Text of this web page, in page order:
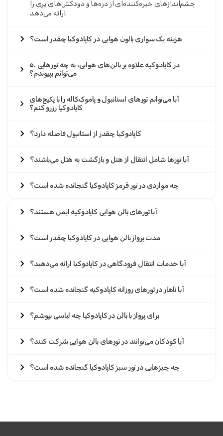
چشم‌اندازهای خیره‌کننده‌ای از دره‌ها و دودکش‌های پری را
ارائه می‌دهد.
هزینه یک سواری بالون هوایی در کاپادوکیا چقدر است؟
۵. در کاپادوکیه علاوه بر بالن‌های هوایی، به چه تورهایی
می‌توانم بپیوندم؟
آیا می‌توانم تورهای استانبول و پاموک‌کاله را با پکیج‌های
کاپادوکیا رزرو کنم؟
کاپادوکیا چقدر از استانبول فاصله دارد؟
آیا تورها شامل انتقال از هتل و بازگشت به هتل می‌باشند؟
چه مواردی در تور قرمز کاپادوکیا گنجانده شده است؟
آیا تورهای بالن هوایی کاپادوکیه ایمن هستند؟
مدت پرواز بالن هوایی در کاپادوکیا چقدر است؟
آیا خدمات انتقال فرودگاهی در کاپادوکیا ارائه می‌دهید؟
آیا ناهار در تورهای روزانه کاپادوکیه گنجانده شده است؟
برای پرواز با بالن در کاپادوکیا چه لباسی بپوشم؟
آیا کودکان می‌توانند در تورهای بالن هوایی شرکت کنند؟
چه چیزهایی در تور سبز کاپادوکیا گنجانده شده است؟